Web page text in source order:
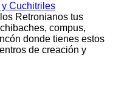
y Cuchitriles
Retronianos tus
compus,
donde tienes estos
de creación y